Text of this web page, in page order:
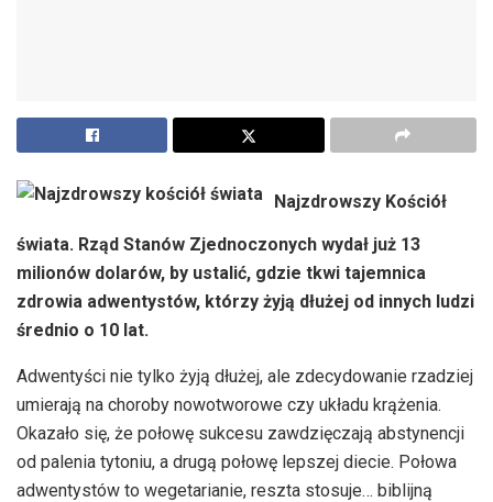
Najzdrowszy Kościół
świata. Rząd Stanów Zjednoczonych wydał już 13
milionów dolarów, by ustalić, gdzie tkwi tajemnica
zdrowia adwentystów, którzy żyją dłużej od innych ludzi
średnio o 10 lat.
Adwentyści nie tylko żyją dłużej, ale zdecydowanie rzadziej
umierają na choroby nowotworowe czy układu krążenia.
Okazało się, że połowę sukcesu zawdzięczają abstynencji
od palenia tytoniu, a drugą połowę lepszej diecie. Połowa
adwentystów to wegetarianie, reszta stosuje… biblijną